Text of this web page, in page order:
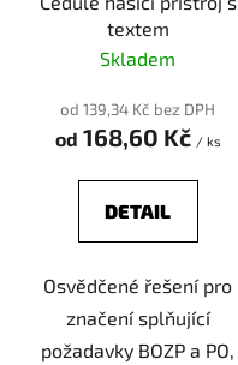
textem
Skladem
od 139,34 Kč bez DPH
od 168,60 Kč / ks
DETAIL
Osvědčené řešení pro
značení splňující
požadavky BOZP a PO,